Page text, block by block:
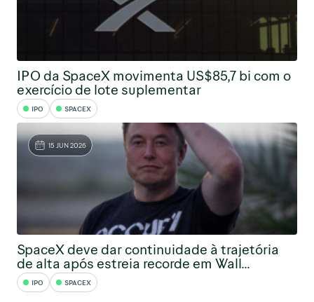
IPO da SpaceX movimenta US$85,7 bi com o
exercício de lote suplementar
IPO SPACEX
15 JUN 2026
SpaceX deve dar continuidade à trajetória
de alta após estreia recorde em Wall...
IPO SPACEX